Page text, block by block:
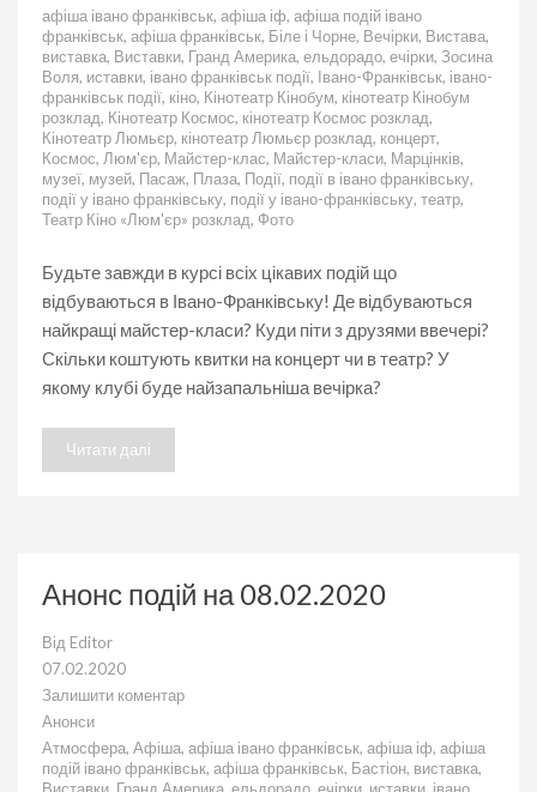
подій
на
10.02.2020
афіша івано франківськ, афіша іф, афіша подій івано
франківськ, афіша франківськ, Біле і Чорне, Вечірки, Вистава,
виставка, Виставки, Гранд Америка, ельдорадо, ечірки, Зосина
Воля, иставки, івано франківськ події, Івано-Франківськ, івано-
франківськ події, кіно, Кінотеатр Кінобум, кінотеатр Кінобум
розклад, Кінотеатр Космос, кінотеатр Космос розклад,
Кінотеатр Люмьєр, кінотеатр Люмьєр розклад, концерт,
Космос, Люм'єр, Майстер-клас, Майстер-класи, Марцінків,
музеї, музей, Пасаж, Плаза, Події, події в івано франківську,
події у івано франківську, події у івано-франківську, театр,
Театр Кіно «Люм'єр» розклад, Фото
Будьте завжди в курсі всіх цікавих подій що
відбуваються в Івано-Франківську! Де відбуваються
найкращі майстер-класи? Куди піти з друзями ввечері?
Скільки коштують квитки на концерт чи в театр? У
якому клубі буде найзапальніша вечірка?
Читати далі
Анонс подій на 08.02.2020
Від Editor
07.02.2020
Залишити коментар
до
подій
на
Анонси
Атмосфера, Афіша, афіша івано франківськ, афіша іф, афіша
подій івано франківськ, афіша франківськ, Бастіон, виставка,